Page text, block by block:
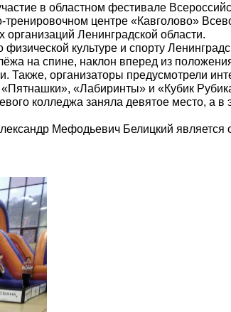
в областном фестивале
центре «Кавголово»
Ленинградской области.
культуре и спорту
на спине, наклон вперед из
Также, организаторы предусмотрели
«Лабиринты» и «Кубик
колледжа заняла девятое место, а
Мефодьевич Белицкий